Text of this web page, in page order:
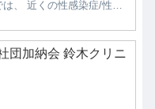
、 近くの性感染症/性病
団加納会 鈴木クリニ